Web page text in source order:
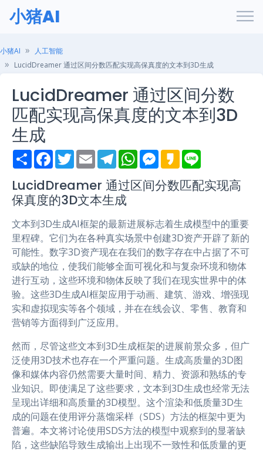
小猪AI
小猪AI
人工智能
LucidDreamer 通过区间分数匹配实现高保真度的文本到3D生成
LucidDreamer 通过区间分数
匹配实现高保真度的文本到3D
生成
S
h
r
e
F
a
e
b
o
k
T
w
t
t
e
E
m
i
l
T
e
e
g
r
m
W
h
t
s
p
M
e
s
e
e
r
K
a
a
o
e
LucidDreamer 通过区间分数匹配实现高
保真度的3D文本生成
文本到3D生成AI框架的最新进展标志着生成模型中的重要
里程碑。它们为在各种真实场景中创建3D资产开辟了新的
可能性。数字3D资产现在在我们的数字存在中占据了不可
或缺的地位，使我们能够全面可视化和与复杂环境和物体
进行互动，这些环境和物体反映了我们在现实世界中的体
验。这些3D生成AI框架应用于动画、建筑、游戏、增强现
实和虚拟现实等各个领域，并在在线会议、零售、教育和
营销等方面得到广泛应用。
然而，尽管这些文本到3D生成框架的进展前景众多，但广
泛使用3D技术也存在一个严重问题。生成高质量的3D图
像和媒体内容仍然需要大量时间、精力、资源和熟练的专
业知识。即使满足了这些要求，文本到3D生成也经常无法
呈现出详细和高质量的3D模型。这个渲染和低质量3D生
成的问题在使用评分蒸馏采样（SDS）方法的框架中更为
普遍。本文将讨论使用SDS方法的模型中观察到的显著缺
陷，这些缺陷导致生成输出上出现不一致性和低质量的更